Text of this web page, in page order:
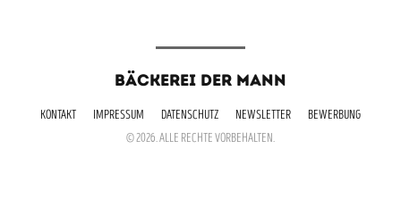
BÄCKEREI DER MANN
KONTAKT IMPRESSUM DATENSCHUTZ NEWSLETTER
BEWERBUNG
© 2026. ALLE RECHTE VORBEHALTEN.